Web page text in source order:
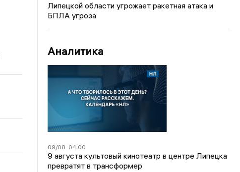
Липецкой области угрожает ракетная атака и
БПЛА угроза
Аналитика
09/08 04:00
9 августа культовый кинотеатр в центре Липецка
превратят в трансформер